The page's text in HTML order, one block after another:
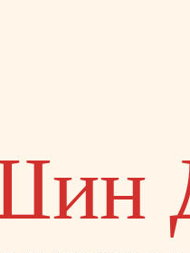
Санкт-